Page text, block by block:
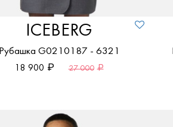
ICEBERG
Рубашка G0210187 - 6321
18 900
27 000